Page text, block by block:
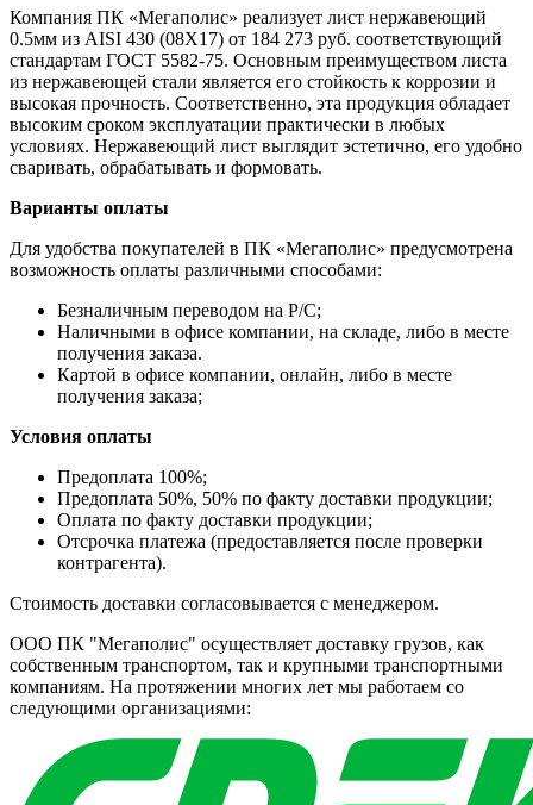
Компания ПК «Мегаполис» реализует лист нержавеющий
0.5мм из AISI 430 (08Х17) от 184 273 руб. соответствующий
стандартам ГОСТ 5582-75. Основным преимуществом листа
из нержавеющей стали является его стойкость к коррозии и
высокая прочность. Соответственно, эта продукция обладает
высоким сроком эксплуатации практически в любых
условиях. Нержавеющий лист выглядит эстетично, его удобно
сваривать, обрабатывать и формовать.
Варианты оплаты
Для удобства покупателей в ПК «Мегаполис» предусмотрена
возможность оплаты различными способами:
Безналичным переводом на Р/С;
Наличными в офисе компании, на складе, либо в месте
получения заказа.
Картой в офисе компании, онлайн, либо в месте
получения заказа;
Условия оплаты
Предоплата 100%;
Предоплата 50%, 50% по факту доставки продукции;
Оплата по факту доставки продукции;
Отсрочка платежа (предоставляется после проверки
контрагента).
Стоимость доставки согласовывается с менеджером.
ООО ПК "Мегаполис" осуществляет доставку грузов, как
собственным транспортом, так и крупными транспортными
компаниям. На протяжении многих лет мы работаем со
следующими организациями: